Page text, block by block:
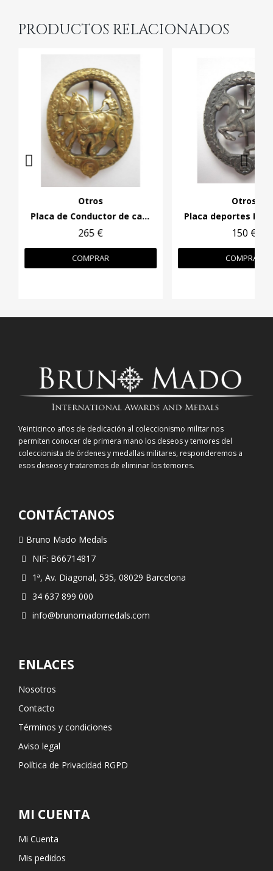
PRODUCTOS RELACIONADOS
Otros
Placa de Conductor de caballos
265 €
COMPRAR
Otros
150 €
COMPRAR
Veinticinco años de dedicación al coleccionismo militar nos
permiten conocer de primera mano los deseos y temores del
coleccionista de órdenes y medallas militares, responderemos a
esos deseos y trataremos de eliminar los temores.
CONTÁCTANOS
Bruno Mado Medals
NIF: B66714817
1ª, Av. Diagonal, 535, 08029 Barcelona
34 637 899 000
info@brunomadomedals.com
ENLACES
Nosotros
Contacto
Términos y condiciones
Aviso legal
Política de Privacidad RGPD
MI CUENTA
Mi Cuenta
Mis pedidos